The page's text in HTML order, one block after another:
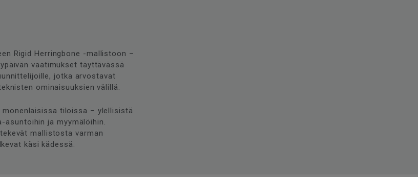
Rigid Herringbone -mallistoon –
vaatimukset täyttävässä
jotka arvostavat
ominaisuuksien välillä.
tiloissa – ylellisistä
ja myymälöihin.
mallistosta varman
käsi kädessä.